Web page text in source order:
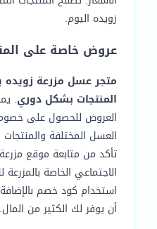
زويده اليوم.
عروض خاصة على
متجر عسل مزرعة
المنتجات بشكل دوري.
العروض للحصول على
العسل المختلفة
تأكد من متابعة موقع
الاجتماعي الخاصة
استخدام كود خصم
أن يوفر لك الكثير من المال.